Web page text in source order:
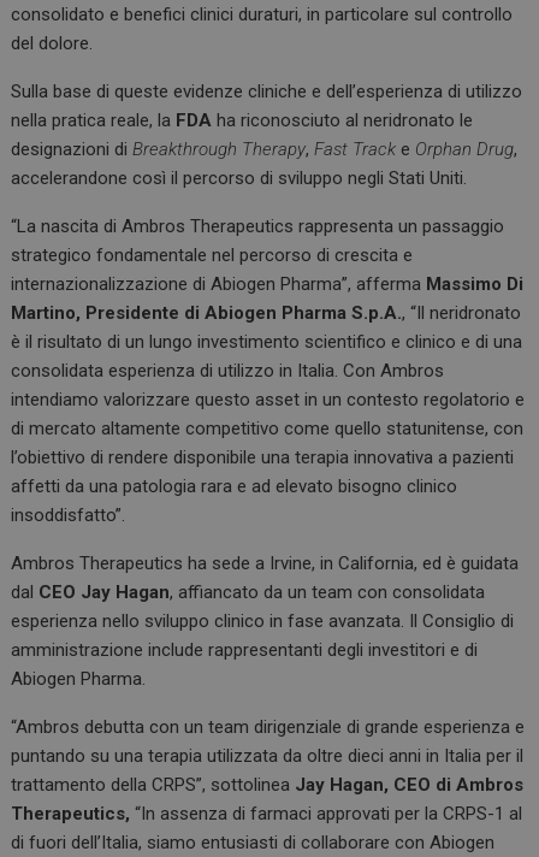
consolidato e benefici clinici duraturi, in particolare sul controllo
del dolore.
Sulla base di queste evidenze cliniche e dell’esperienza di utilizzo
nella pratica reale, la FDA ha riconosciuto al neridronato le
designazioni diBreakthrough Therapy,Fast Track e Orphan Drug,
accelerandone così il percorso di sviluppo negli Stati Uniti.
“La nascita di Ambros Therapeutics rappresenta un passaggio
strategico fondamentale nel percorso di crescita e
internazionalizzazione di Abiogen Pharma”, afferma Massimo Di
Martino, Presidente di Abiogen Pharma S.p.A., “Il neridronato
è il risultato di un lungo investimento scientifico e clinico e di una
consolidata esperienza di utilizzo in Italia. Con Ambros
intendiamo valorizzare questo asset in un contesto regolatorio e
di mercato altamente competitivo come quello statunitense, con
l’obiettivo di rendere disponibile una terapia innovativa a pazienti
affetti da una patologia rara e ad elevato bisogno clinico
insoddisfatto”.
Ambros Therapeutics ha sede a Irvine, in California, ed è guidata
dal CEO Jay Hagan, affiancato da un team con consolidata
esperienza nello sviluppo clinico in fase avanzata. Il Consiglio di
amministrazione include rappresentanti degli investitori e di
Abiogen Pharma.
“Ambros debutta con un team dirigenziale di grande esperienza e
puntando su una terapia utilizzata da oltre dieci anni in Italia per il
trattamento della CRPS”, sottolinea Jay Hagan, CEO di Ambros
Therapeutics, “In assenza di farmaci approvati per la CRPS-1 al
di fuori dell’Italia, siamo entusiasti di collaborare con Abiogen